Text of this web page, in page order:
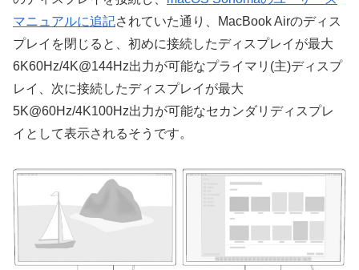
マニュアルに追記されていた通り、MacBook Airのディス
プレイを閉じると、初めに接続したディスプレイが最大
6K60Hz/4K@144Hz出力が可能なプライマリ(主)ディスプ
レイ、次に接続したディスプレイが最大
5K@60Hz/4K100Hz出力が可能なセカンダリディスプレ
イとして表示されるそうです。